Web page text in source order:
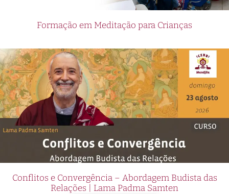
Formação em Meditação para Crianças
Conflitos e Convergência – Abordagem Budista das
Relações | Lama Padma Samten